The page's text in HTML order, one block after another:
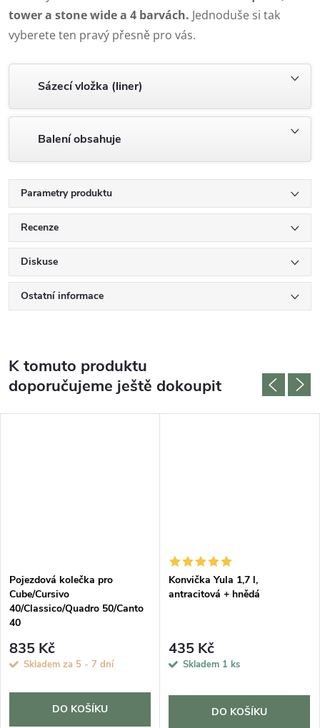
tower a stone wide a 4 barvách. Jednoduše si tak
vyberete ten pravý přesně pro vás.
Sázecí vložka (liner)
Balení obsahuje
Parametry produktu
Recenze
Diskuse
Ostatní informace
K tomuto produktu
doporučujeme ještě dokoupit
Pojezdová kolečka pro
Cube/Cursivo
40/Classico/Quadro 50/Canto
40
835 Kč
Skladem za 5 - 7 dní
DO KOŠÍKU
Konvička Yula 1,7 l,
antracitová + hnědá
435 Kč
Skladem 1 ks
DO KOŠÍKU